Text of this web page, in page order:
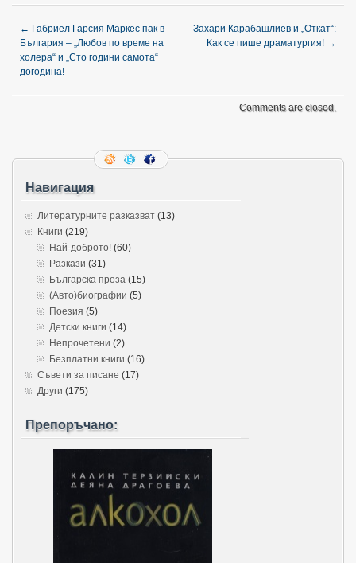
← Габриел Гарсия Маркес пак в
България – „Любов по време на
холера“ и „Сто години самота“
догодина!
Захари Карабашлиев и „Откат“:
Как се пише драматургия! →
Comments are closed.
Навигация
Литературните разказват (13)
Книги (219)
Най-доброто! (60)
Разкази (31)
Българска проза (15)
(Авто)биографии (5)
Поезия (5)
Детски книги (14)
Непрочетени (2)
Безплатни книги (16)
Съвети за писане (17)
Други (175)
Препоръчано: